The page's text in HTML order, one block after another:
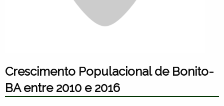
Crescimento Populacional de Bonito-
BA entre 2010 e 2016